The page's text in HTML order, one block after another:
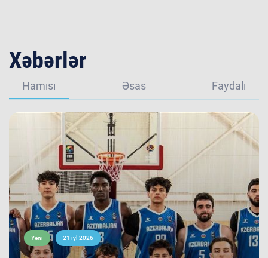
Xəbərlər
Hamısı Əsas Faydalı
Yeni 21 iyl 2026